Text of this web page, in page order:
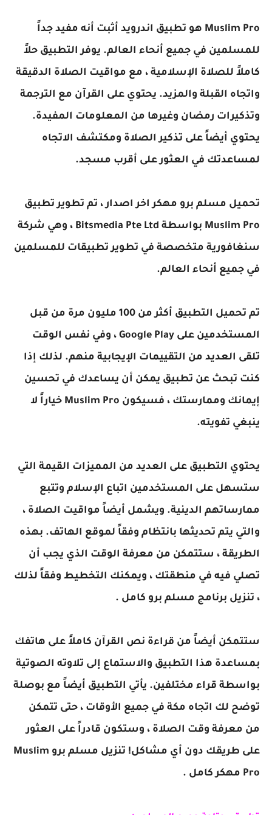
Muslim Pro هو تطبيق اندرويد أثبت أنه مفيد جداً
للمسلمين في جميع أنحاء العالم. يوفر التطبيق حلاً
كاملاً للصلاة الإسلامية ، مع مواقيت الصلاة الدقيقة
واتجاه القبلة والمزيد. يحتوي على القرآن مع الترجمة
وتذكيرات رمضان وغيرها من المعلومات المفيدة.
يحتوي أيضاً على تذكير الصلاة ومكتشف الاتجاه
لمساعدتك في العثور على أقرب مسجد.
تحميل مسلم برو مهكر اخر اصدار ، تم تطوير تطبيق
Muslim Pro بواسطة Bitsmedia Pte Ltd ، وهي شركة
سنغافورية متخصصة في تطوير تطبيقات للمسلمين
في جميع أنحاء العالم.
تم تحميل التطبيق أكثر من 100 مليون مرة من قبل
المستخدمين على Google Play ، وفي نفس الوقت
تلقى العديد من التقييمات الإيجابية منهم. لذلك إذا
كنت تبحث عن تطبيق يمكن أن يساعدك في تحسين
إيمانك وممارستك ، فسيكون Muslim Pro خياراً لا
ينبغي تفويته.
يحتوي التطبيق على العديد من المميزات القيمة التي
ستسهل على المستخدمين اتباع الإسلام وتتبع
ممارساتهم الدينية. ويشمل أيضاً مواقيت الصلاة ،
والتي يتم تحديثها بانتظام وفقاً لموقع الهاتف. بهذه
الطريقة ، ستتمكن من معرفة الوقت الذي يجب أن
تصلي فيه في منطقتك ، ويمكنك التخطيط وفقاً لذلك
، تنزيل برنامج مسلم برو كامل .
ستتمكن أيضاً من قراءة نص القرآن كاملاً على هاتفك
بمساعدة هذا التطبيق والاستماع إلى تلاوته الصوتية
بواسطة قراء مختلفين. يأتي التطبيق أيضاً مع بوصلة
توضح لك اتجاه مكة في جميع الأوقات ، حتى تتمكن
من معرفة وقت الصلاة ، وستكون قادراً على العثور
على طريقك دون أي مشاكل! تنزيل مسلم برو Muslim
Pro مهكر كامل .